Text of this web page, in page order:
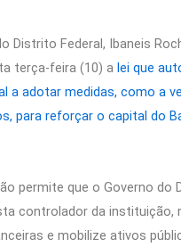
Distrito Federal, Ibaneis
terça-feira (10) a lei que
a adotar medidas, como a
para reforçar o capital do
permite que o Governo do
controlador da instituição,
e mobilize ativos